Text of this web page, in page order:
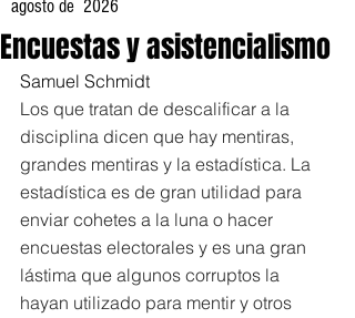
agosto de 2026
Encuestas y asistencialismo
Samuel Schmidt
Los que tratan de descalificar a la
disciplina dicen que hay mentiras,
grandes mentiras y la estadística. La
estadística es de gran utilidad para
enviar cohetes a la luna o hacer
encuestas electorales y es una gran
lástima que algunos corruptos la
hayan utilizado para mentir y otros